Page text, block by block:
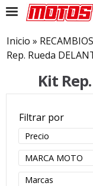
Inicio »
Rep. Rueda
Kit
Filtrar por
Precio
MARCA MOTO
Marcas